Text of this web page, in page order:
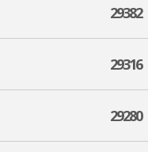
29382
29316
29280